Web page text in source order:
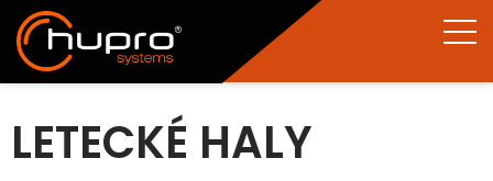
LETECKÉ HALY